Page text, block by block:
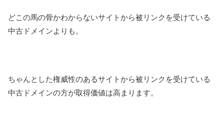
どこの馬の骨かわからないサイトから被リンクを受けている
中古ドメインよりも。
ちゃんとした権威性のあるサイトから被リンクを受けている
中古ドメインの方が取得価値は高まります。